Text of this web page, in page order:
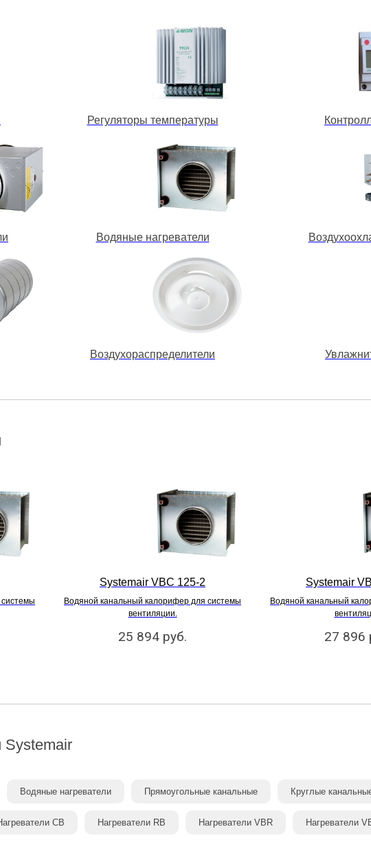
Регуляторы температуры
Водяные нагреватели
Воздухораспределители
Systemair VBC 125-2
Водяной канальный калорифер для системы
вентиляции.
25 894 руб.
Systemair
Водяной канальный
27 896
Systemair
Водяные нагреватели Прямоугольные канальные Круглые
CB Нагреватели RB Нагреватели VBR Нагреватели